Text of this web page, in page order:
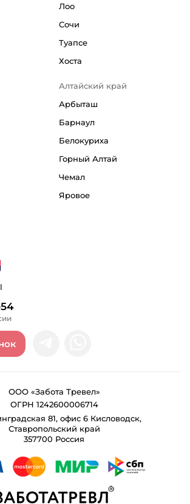
Лоо
Сочи
Туапсе
Хоста
Алтайский край
Арбыташ
Барнаул
Белокуриха
Горный Алтай
Чемал
Яровое
ООО «Забота Тревел»
ОГРН 1242600006714
81, офис 6 Кисловодск,
Ставропольский край
357700 Россия